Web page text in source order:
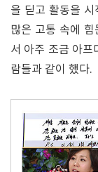
을 딛고 활동을 시
많은 고통 속에
서 아주 조금 아프
람들과 같이 했다.